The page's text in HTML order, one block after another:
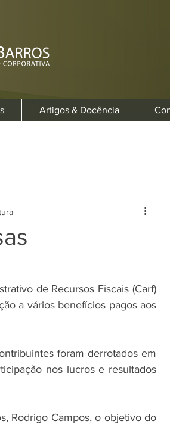
Artigos & Docência
de Recursos Fiscais (Carf)
a vários benefícios pagos aos
foram derrotados em
nos lucros e resultados
Rodrigo Campos, o objetivo do